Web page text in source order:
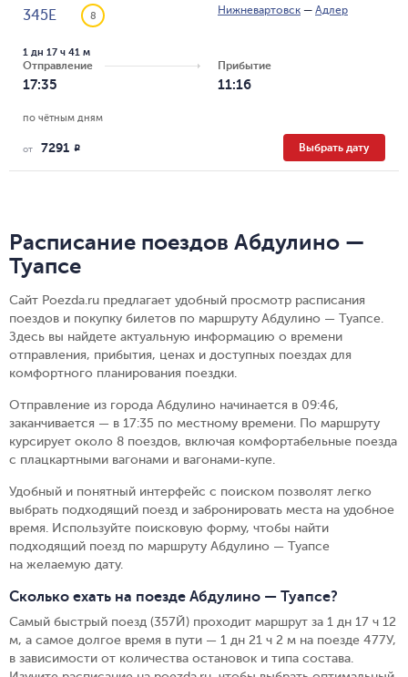
345Е 8 Нижневартовск — Адлер
Отправление
17:35
1 дн 17 ч 41 м
Прибытие
11:16
по чётным дням
от 7291 R Выбрать дату
Расписание поездов Абдулино —
Туапсе
Сайт Poezda.ru предлагает удобный просмотр расписания
поездов и покупку билетов по маршруту Абдулино — Туапсе.
Здесь вы найдете актуальную информацию о времени
отправления, прибытия, ценах и доступных поездах для
комфортного планирования поездки.
Отправление из города Абдулино начинается в 09:46,
заканчивается — в 17:35 по местному времени. По маршруту
курсирует около 8 поездов, включая комфортабельные поезда
с плацкартными вагонами и вагонами-купе.
Удобный и понятный интерфейс с поиском позволят легко
выбрать подходящий поезд и забронировать места на удобное
время. Используйте поисковую форму, чтобы найти
подходящий поезд по маршруту Абдулино — Туапсе
на желаемую дату.
Сколько ехать на поезде Абдулино — Туапсе?
Самый быстрый поезд (357Й) проходит маршрут за 1 дн 17 ч 12
м, а самое долгое время в пути — 1 дн 21 ч 2 м на поезде 477У,
в зависимости от количества остановок и типа состава.